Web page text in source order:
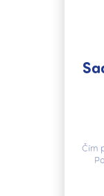
Čím